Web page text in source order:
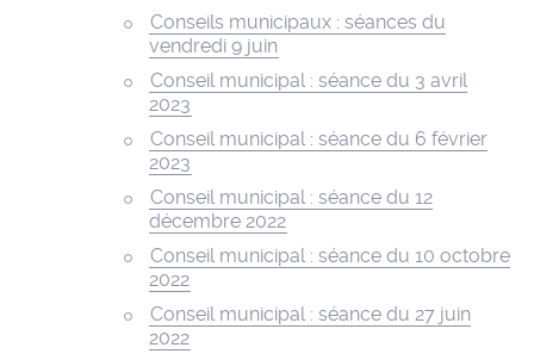
Conseils municipaux : séances du
vendredi 9 juin
Conseil municipal : séance du 3 avril
2023
Conseil municipal : séance du 6 février
2023
Conseil municipal : séance du 12
décembre 2022
Conseil municipal : séance du 10 octobre
2022
Conseil municipal : séance du 27 juin
2022